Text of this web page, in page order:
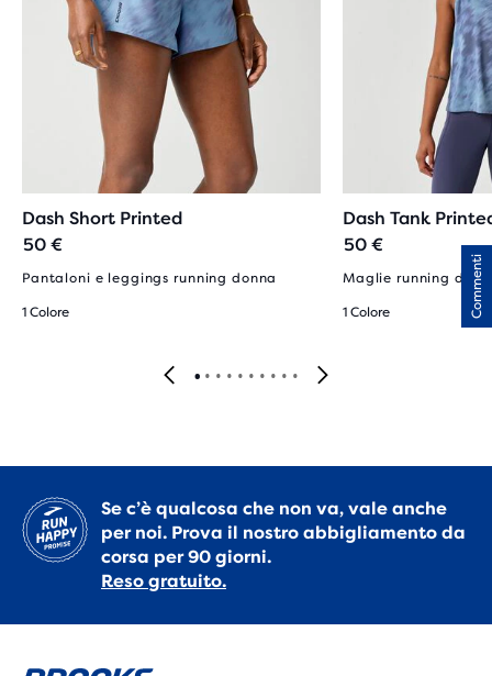
Dash Short Printed
50 €
Pantaloni e leggings running donna
1 Colore
Dash Tank
50 €
Maglie running da
1 Colore
Se c’è qualcosa che non va, vale anche
per noi. Prova il nostro abbigliamento da
corsa per 90 giorni.
Reso gratuito.
Commenti